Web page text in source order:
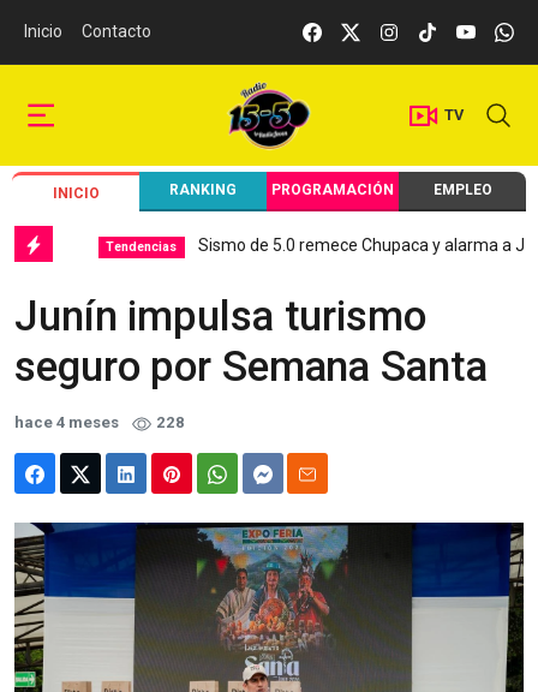
Inicio Contacto
TV
INICIO RANKING PROGRAMACIÓN EMPLEO
Tendencias Sismo de 5.0 remece Chupaca y alarma a Junín
Junín impulsa turismo
seguro por Semana Santa
hace 4 meses 228